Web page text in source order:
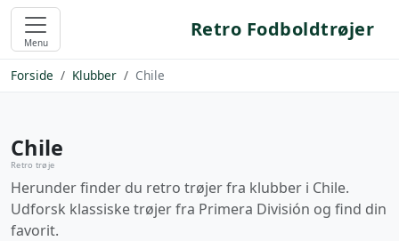
Menu
Retro Fodboldtrøjer
Forside Klubber Chile
Chile
Retro trøje
Herunder finder du retro trøjer fra klubber i Chile.
Udforsk klassiske trøjer fra Primera División og find din
favorit.